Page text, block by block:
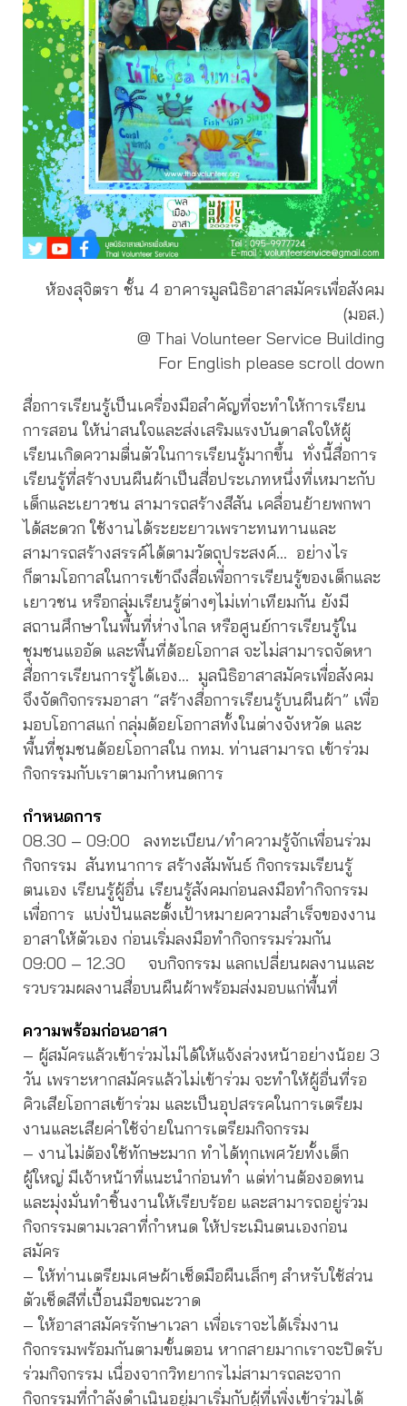
ห้องสุจิตรา ชั้น 4 อาคารมูลนิธิอาสาสมัครเพื่อสังคม
(มอส.)
@ Thai Volunteer Service Building
For English please scroll down
สื่อการเรียนรู้เป็นเครื่องมือสำคัญที่จะทำให้การเรียน
การสอน ให้น่าสนใจและส่งเสริมแรงบันดาลใจให้ผู้
เรียนเกิดความตื่นตัวในการเรียนรู้มากขึ้น ทั่งนี้สื่อการ
เรียนรู้ที่สร้างบนผืนผ้าเป็นสื่อประเภทหนึ่งที่เหมาะกับ
เด็กและเยาวชน สามารถสร้างสีสัน เคลื่อนย้ายพกพา
ได้สะดวก ใช้งานได้ระยะยาวเพราะทนทานและ
สามารถสร้างสรรค์ได้ตามวัตถุประสงค์… อย่างไร
ก็ตามโอกาสในการเข้าถึงสื่อเพื่อการเรียนรู้ของเด็กและ
เยาวชน หรือกลุ่มเรียนรู้ต่างๆไม่เท่าเทียมกัน ยังมี
สถานศึกษาในพื้นที่ห่างไกล หรือศูนย์การเรียนรู้ใน
ชุมชนแออัด และพื้นที่ด้อยโอกาส จะไม่สามารถจัดหา
สื่อการเรียนการรู้ได้เอง… มูลนิธิอาสาสมัครเพื่อสังคม
จึงจัดกิจกรรมอาสา “สร้างสื่อการเรียนรู้บนผืนผ้า” เพื่อ
มอบโอกาสแก่ กลุ่มด้อยโอกาสทั้งในต่างจังหวัด และ
พื้นที่ชุมชนด้อยโอกาสใน กทม. ท่านสามารถ เข้าร่วม
กิจกรรมกับเราตามกำหนดการ
กำหนดการ
08.30 – 09:00 ลงทะเบียน/ทำความรู้จักเพื่อนร่วม
กิจกรรม สันทนาการ สร้างสัมพันธ์ กิจกรรมเรียนรู้
ตนเอง เรียนรู้ผู้อื่น เรียนรู้สังคมก่อนลงมือทำกิจกรรม
เพื่อการ แบ่งปันและตั้งเป้าหมายความสำเร็จของงาน
อาสาให้ตัวเอง ก่อนเริ่มลงมือทำกิจกรรมร่วมกัน
09:00 – 12.30 จบกิจกรรม แลกเปลี่ยนผลงานและ
รวบรวมผลงานสื่อบนผืนผ้าพร้อมส่งมอบแก่พื้นที่
ความพร้อมก่อนอาสา
– ผู้สมัครแล้วเข้าร่วมไม่ได้ให้แจ้งล่วงหน้าอย่างน้อย 3
วัน เพราะหากสมัครแล้วไม่เข้าร่วม จะทำให้ผู้อื่นที่รอ
คิวเสียโอกาสเข้าร่วม และเป็นอุปสรรคในการเตรียม
งานและเสียค่าใช้จ่ายในการเตรียมกิจกรรม
– งานไม่ต้องใช้ทักษะมาก ทำได้ทุกเพศวัยทั้งเด็ก
ผู้ใหญ่ มีเจ้าหน้าที่แนะนำก่อนทำ แต่ท่านต้องอดทน
และมุ่งมั่นทำชิ้นงานให้เรียบร้อย และสามารถอยู่ร่วม
กิจกรรมตามเวลาที่กำหนด ให้ประเมินตนเองก่อน
สมัคร
– ให้ท่านเตรียมเศษผ้าเช็ดมือผืนเล็กๆ สำหรับใช้ส่วน
ตัวเช็ดสีที่เปื้อนมือขณะวาด
– ให้อาสาสมัครรักษาเวลา เพื่อเราจะได้เริ่มงาน
กิจกรรมพร้อมกันตามขั้นตอน หากสายมากเราจะปิดรับ
ร่วมกิจกรรม เนื่องจากวิทยากรไม่สามารถละจาก
กิจกรรมที่กำลังดำเนินอยู่มาเริ่มกับผู้ที่เพิ่งเข้าร่วมได้